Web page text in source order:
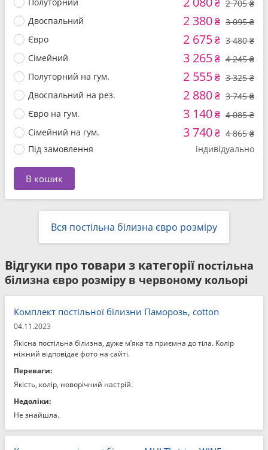
₴ 2 705 ₴
Двоспальний
2 380₴ 3 095 ₴
Євро
2 675₴ 3 480 ₴
Сімейний
3 265₴ 4 245 ₴
Полуторний на гум.
2 555₴ 3 325 ₴
Двоспальний на рез.
2 880₴ 3 745 ₴
Євро на гум.
3 140₴ 4 085 ₴
Сімейний на гум.
3 740₴ 4 865 ₴
Під замовлення
індивідуально
В кошик
Вся постільна білизна євро розміру
Відгуки про товари з категорії постільна
білизна євро розміру в червоному кольорі
Комплект постільної білизни Паморозь, cotton
04.11.2023
Якісна постільна білизна, дуже м’яка та приємна до тіла. Колір
ніжний відповідає фото на сайті.
Переваги:
Якість, колір, новорічний настрій.
Недоліки:
Не знайшла.